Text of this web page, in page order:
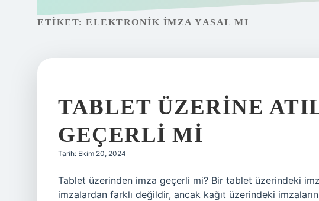
ETIKET: ELEKTRONIK IMZA YASAL MI
TABLET ÜZERINE
GEÇERLI MI
Tarih: Ekim 20, 2024
Tablet üzerinden imza geçerli mi? Bir tablet üzerindeki
imzalardan farklı değildir, ancak kağıt üzerindeki